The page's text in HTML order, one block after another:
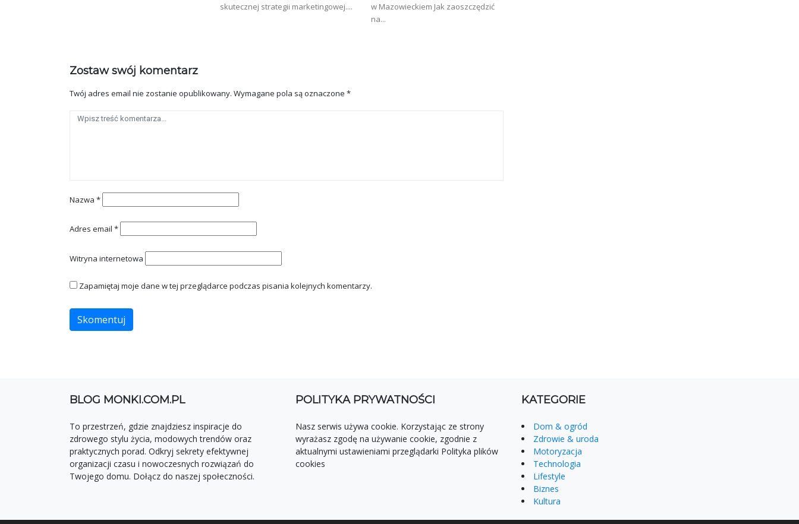
skutecznej strategii marketingowej....
w Mazowieckiem Jak zaoszczędzić
na...
Zostaw swój komentarz
Twój adres email nie zostanie opublikowany. Wymagane pola są oznaczone *
Nazwa *
Adres email *
Witryna internetowa
Zapamiętaj moje dane w tej przeglądarce podczas pisania kolejnych komentarzy.
BLOG MONKI.COM.PL
To przestrzeń, gdzie znajdziesz inspiracje do
zdrowego stylu życia, modowych trendów oraz
praktycznych porad. Odkryj sekrety efektywnej
organizacji czasu i nowoczesnych rozwiązań do
Twojego domu. Dołącz do naszej społeczności.
POLITYKA PRYWATNOŚCI
Nasz serwis używa cookie. Korzystając ze strony
wyrażasz zgodę na używanie cookie, zgodnie z
aktualnymi ustawieniami przeglądarki Polityka plików
cookies
KATEGORIE
Dom & ogród
Zdrowie & uroda
Motoryzacja
Technologia
Lifestyle
Biznes
Kultura